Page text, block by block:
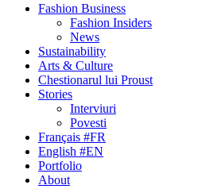
Fashion Business
Fashion Insiders
News
Sustainability
Arts & Culture
Chestionarul lui Proust
Stories
Interviuri
Povesti
Français #FR
English #EN
Portfolio
About